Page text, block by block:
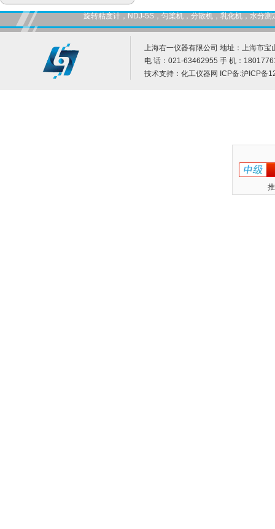
旋转粘度计，NDJ-5S，匀桨机，分散机，乳化机，水分
上海右一仪器有限公司 地址：上海市宝
电 话：021-63462955 手 机：
技术支持： 化工仪器网 ICP备:沪ICP备